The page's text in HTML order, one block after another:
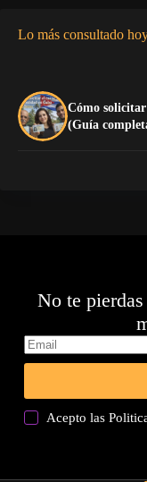
Lo más consultado
Cómo
(Guía
No te
Acepto las